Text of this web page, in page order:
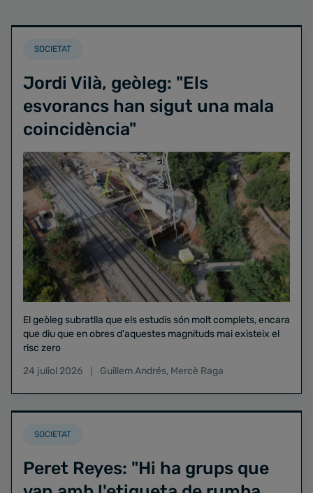
SOCIETAT
Jordi Vilà, geòleg: "Els
esvorancs han sigut una mala
coincidència"
El geòleg subratlla que els estudis són molt complets, encara
que diu que en obres d'aquestes magnituds mai existeix el
risc zero
24 juliol 2026
Guillem Andrés, Mercè Raga
SOCIETAT
Peret Reyes: "Hi ha grups que